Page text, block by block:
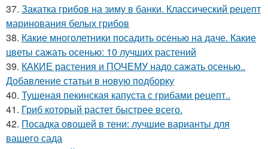
37. Закатка грибов на зиму в банки. Классический рецепт
маринования белых грибов
38. Какие многолетники посадить осенью на даче. Какие
цветы сажать осенью: 10 лучших растений
39. КАКИЕ растения и ПОЧЕМУ надо сажать осенью..
Добавление статьи в новую подборку
40. Тушеная пекинская капуста с грибами рецепт..
41. Гриб который растет быстрее всего.
42. Посадка овощей в тени: лучшие варианты для
вашего сада